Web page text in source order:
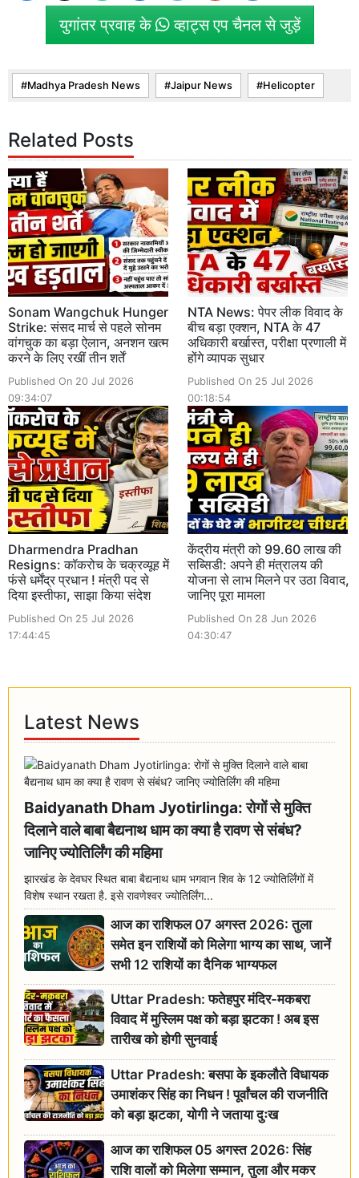
युगांतर प्रवाह के व्हाट्स एप चैनल से जुड़ें
Madhya Pradesh News Jaipur News Helicopter
Related Posts
Sonam Wangchuk Hunger
Strike: संसद मार्च से पहले सोनम
वांगचुक का बड़ा ऐलान, अनशन खत्म
करने के लिए रखीं तीन शर्तें
Published On 20 Jul 2026
09:34:07
NTA News: पेपर लीक विवाद के
बीच बड़ा एक्शन, NTA के 47
अधिकारी बर्खास्त, परीक्षा प्रणाली में
होंगे व्यापक सुधार
Published On 25 Jul 2026
00:18:54
Dharmendra Pradhan
Resigns: कॉकरोच के चक्रव्यूह में
फंसे धर्मेंद्र प्रधान ! मंत्री पद से
दिया इस्तीफा, साझा किया संदेश
Published On 25 Jul 2026
17:44:45
केंद्रीय मंत्री को 99.60 लाख की
सब्सिडी: अपने ही मंत्रालय की
योजना से लाभ मिलने पर उठा विवाद,
जानिए पूरा मामला
Published On 28 Jun 2026
04:30:47
Latest News
Baidyanath Dham Jyotirlinga: रोगों से मुक्ति
दिलाने वाले बाबा बैद्यनाथ धाम का क्या है रावण से संबंध?
जानिए ज्योतिर्लिंग की महिमा
झारखंड के देवघर स्थित बाबा बैद्यनाथ धाम भगवान शिव के 12 ज्योतिर्लिंगों में
विशेष स्थान रखता है. इसे रावणेश्वर ज्योतिर्लिंग...
आज का राशिफल 07 अगस्त 2026: तुला
समेत इन राशियों को मिलेगा भाग्य का साथ, जानें
सभी 12 राशियों का दैनिक भाग्यफल
Uttar Pradesh: फतेहपुर मंदिर-मकबरा
विवाद में मुस्लिम पक्ष को बड़ा झटका ! अब इस
तारीख को होगी सुनवाई
Uttar Pradesh: बसपा के इकलौते विधायक
उमाशंकर सिंह का निधन ! पूर्वांचल की राजनीति
को बड़ा झटका, योगी ने जताया दुःख
आज का राशिफल 05 अगस्त 2026: सिंह
राशि वालों को मिलेगा सम्मान, तुला और मकर